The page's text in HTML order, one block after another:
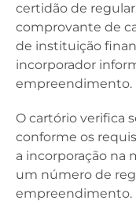
certidão de
comprovante de
de instituição
incorporador
empreendimento.
O cartório verifica
conforme os
a incorporação na
um número de
empreendimento.